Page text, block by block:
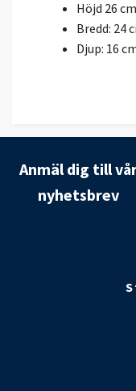
Höjd 26 cm
Bredd: 24
Djup: 16
Anmäl dig till
nyhetsbrev